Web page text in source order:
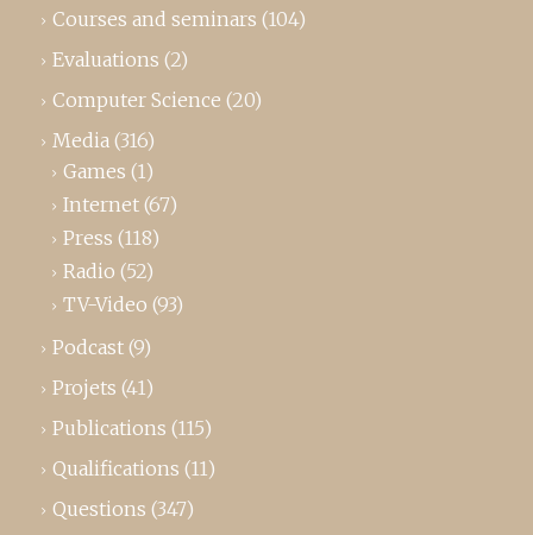
Courses and seminars (104)
Evaluations (2)
Computer Science (20)
Media (316)
Games (1)
Internet (67)
Press (118)
Radio (52)
TV-Video (93)
Podcast (9)
Projets (41)
Publications (115)
Qualifications (11)
Questions (347)